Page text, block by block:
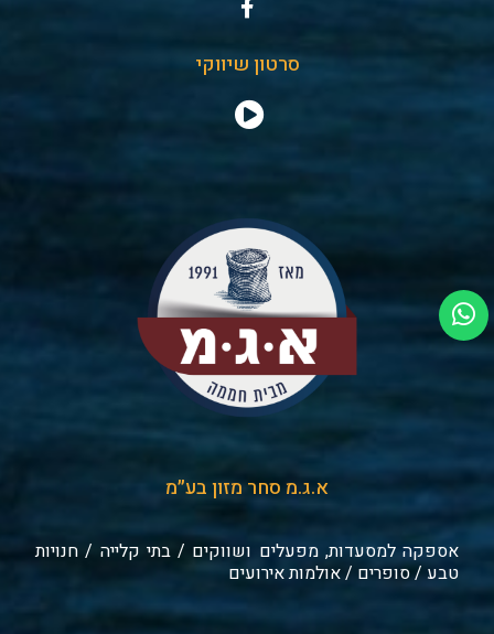
סרטון שיווקי
א.ג.מ סחר מזון בע״מ
אספקה למסעדות, מפעלים ושווקים / בתי קלייה / חנויות
טבע / סופרים / אולמות אירועים